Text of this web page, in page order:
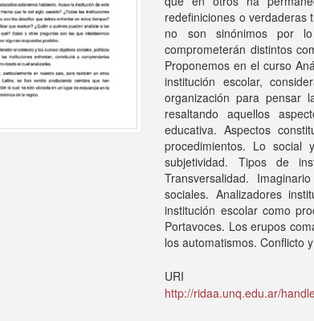
redefiniciones o verdaderas
no son sinónimos por
comprometerán distintos
Proponemos en el curso
institución escolar,
organización para pensar
resaltando aquellos
educativa. Aspectos
procedimientos. Lo social
subjetividad. Tipos de
Transversalidad.
sociales. Analizadores
institución escolar como
Portavoces. Los erupos
los automatismos. Conflicto
URI
http://ridaa.unq.edu.ar/